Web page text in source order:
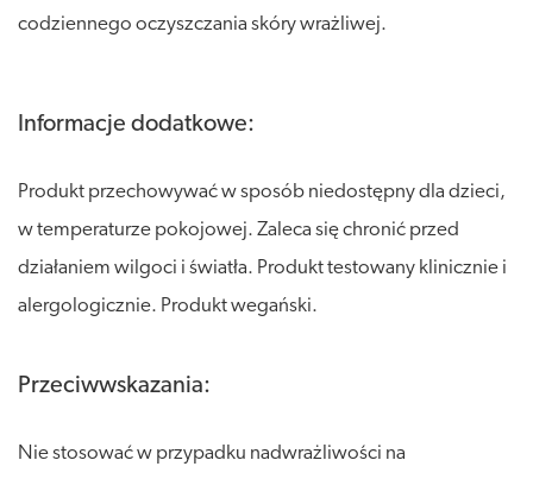
codziennego oczyszczania skóry wrażliwej.
Informacje dodatkowe:
Produkt przechowywać w sposób niedostępny dla dzieci,
w temperaturze pokojowej. Zaleca się chronić przed
działaniem wilgoci i światła. Produkt testowany klinicznie i
alergologicznie. Produkt wegański.
Przeciwwskazania:
Nie stosować w przypadku nadwrażliwości na